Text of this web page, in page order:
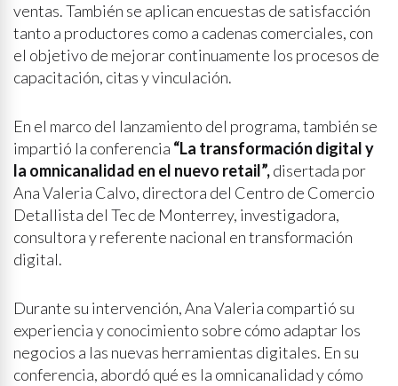
ventas. También se aplican encuestas de satisfacción
tanto a productores como a cadenas comerciales, con
el objetivo de mejorar continuamente los procesos de
capacitación, citas y vinculación.
En el marco del lanzamiento del programa, también se
impartió la conferencia “La transformación digital y
la omnicanalidad en el nuevo retail”,disertada por
Ana Valeria Calvo, directora del Centro de Comercio
Detallista del Tec de Monterrey, investigadora,
consultora y referente nacional en transformación
digital.
Durante su intervención, Ana Valeria compartió su
experiencia y conocimiento sobre cómo adaptar los
negocios a las nuevas herramientas digitales. En su
conferencia, abordó qué es la omnicanalidad y cómo